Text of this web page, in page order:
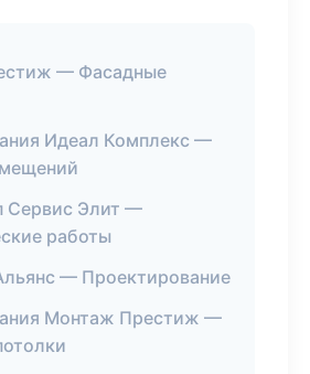
— Фасадные
Идеал Комплекс —
Сервис Элит —
работы
— Проектирование
Монтаж Престиж —